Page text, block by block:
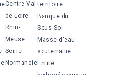
Centre-Val
de Loire
Rhin-
Meuse
Seine-
Normandie
territoire
Banque du
Sous-Sol
Masse d'eau
souterraine
Entité